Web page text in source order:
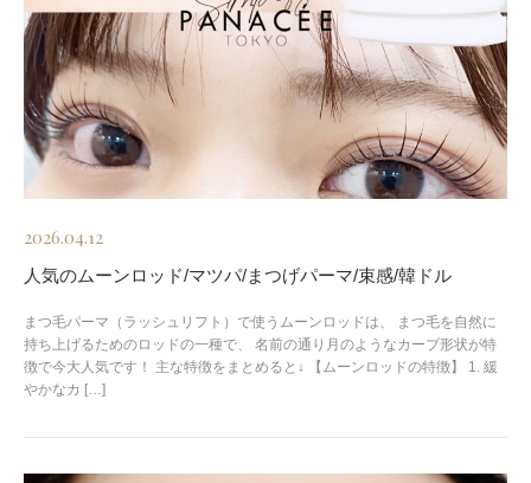
2026.04.12
人気のムーンロッド/マツパ/まつげパーマ/束感/韓ドル
まつ毛パーマ（ラッシュリフト）で使うムーンロッドは、 まつ毛を自然に
持ち上げるためのロッドの一種で、 名前の通り月のようなカーブ形状が特
徴で今大人気です！ 主な特徴をまとめると↓ 【ムーンロッドの特徴】 1. 緩
やかなカ […]